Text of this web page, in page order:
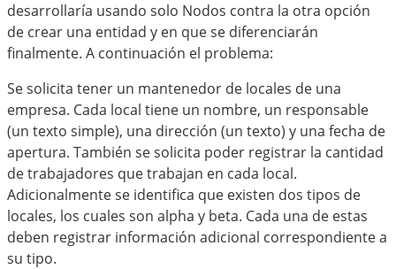
desarrollaría usando solo Nodos contra la otra opción
de crear una entidad y en que se diferenciarán
finalmente. A continuación el problema:
Se solicita tener un mantenedor de locales de una
empresa. Cada local tiene un nombre, un responsable
(un texto simple), una dirección (un texto) y una fecha de
apertura. También se solicita poder registrar la cantidad
de trabajadores que trabajan en cada local.
Adicionalmente se identifica que existen dos tipos de
locales, los cuales son alpha y beta. Cada una de estas
deben registrar información adicional correspondiente a
su tipo.